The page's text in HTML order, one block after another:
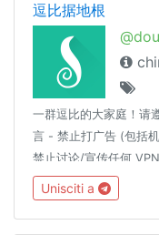
逗比据地根
一群逗比的大家庭！请
言 - 禁止打广告 (包括
禁止讨论/宣传任何
腥、赌博等详细解释请
群规的有异议的自行退
————言论自由是以
Unisciti a